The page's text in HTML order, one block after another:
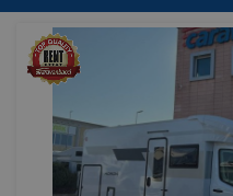
DURANTE IL MESE DI
SABATO
NOLEGGI